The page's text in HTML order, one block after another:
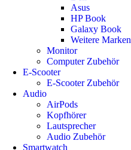
Asus
HP Book
Galaxy Book
Weitere Marken
Monitor
Computer Zubehör
E-Scooter
E-Scooter Zubehör
Audio
AirPods
Kopfhörer
Lautsprecher
Audio Zubehör
Smartwatch